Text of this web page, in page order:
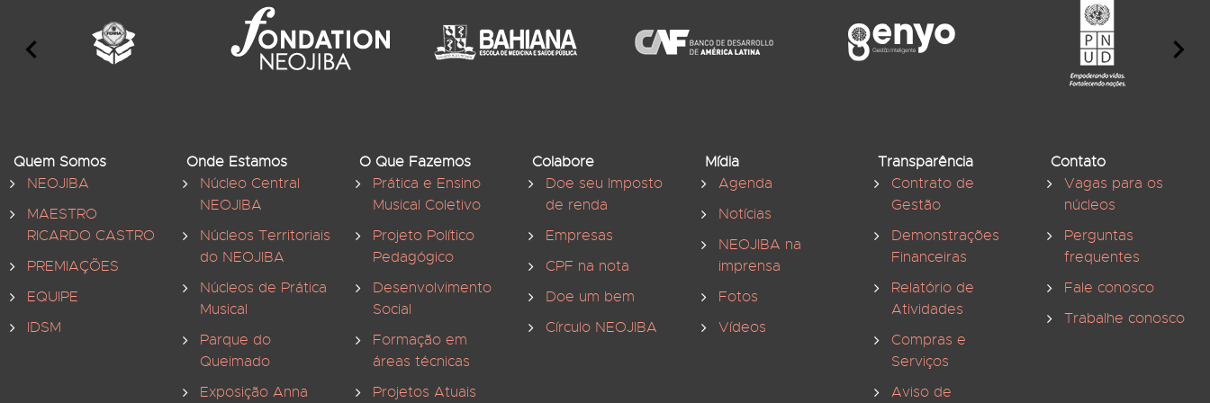
Quem Somos
NEOJIBA
MAESTRO
RICARDO CASTRO
PREMIAÇÕES
EQUIPE
IDSM
Onde Estamos
Núcleo Central
NEOJIBA
Núcleos Territoriais
do NEOJIBA
Núcleos de Prática
Musical
Parque do
Queimado
Exposição Anna
O Que Fazemos
Prática e Ensino
Musical Coletivo
Projeto Político
Pedagógico
Desenvolvimento
Social
Formação em
áreas técnicas
Projetos Atuais
Colabore
Doe seu Imposto
de renda
Empresas
CPF na nota
Doe um bem
Círculo NEOJIBA
Mídia
Agenda
Notícias
NEOJIBA na
imprensa
Fotos
Vídeos
Transparência
Contrato de
Gestão
Demonstrações
Financeiras
Relatório de
Atividades
Compras e
Serviços
Aviso de
Contato
Vagas para os
núcleos
Perguntas
frequentes
Fale conosco
Trabalhe conosco